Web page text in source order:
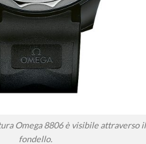
Omega 8806 è visibile attraverso il
fondello.